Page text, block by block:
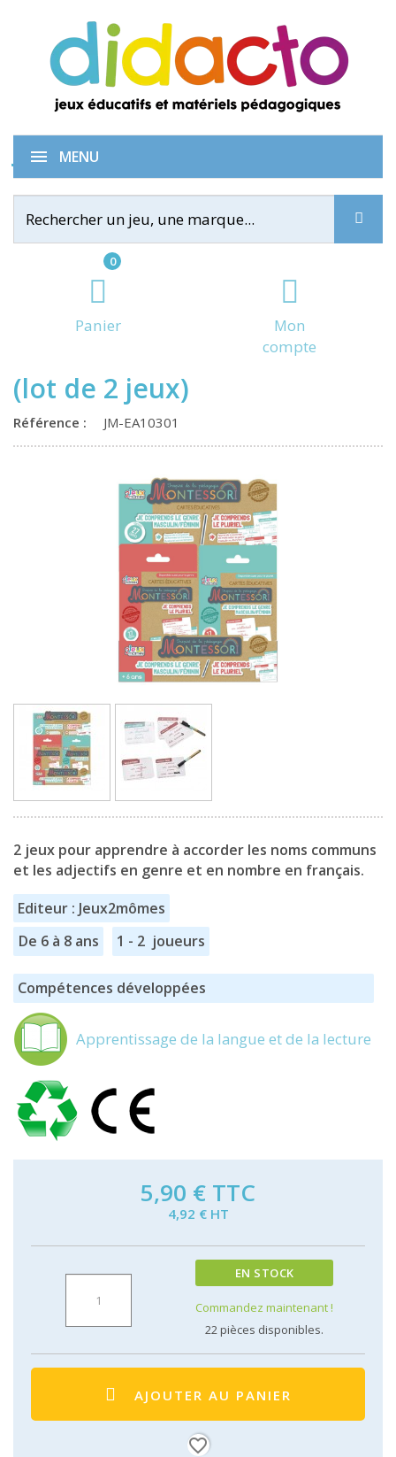
0
Panier
Mon
compte
MENU
Je comprends la grammaire
(lot de 2 jeux)
Référence : JM-EA10301
2 jeux pour apprendre à accorder les noms communs
et les adjectifs en genre et en nombre en français.
Editeur : Jeux2mômes
De 6 à 8 ans
1 - 2 joueurs
Compétences développées
Apprentissage de la langue et de la lecture
5,90 € TTC
4,92 € HT
EN STOCK
Commandez maintenant !
22pièces disponibles.
AJOUTER AU PANIER
favorite_border